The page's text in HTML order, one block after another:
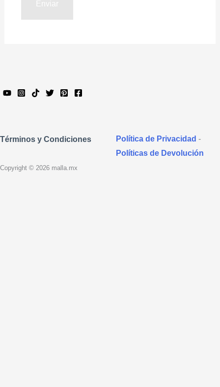
Términos y Condiciones Política de Privacidad -
Políticas de Devolución
Copyright © 2026 malla.mx